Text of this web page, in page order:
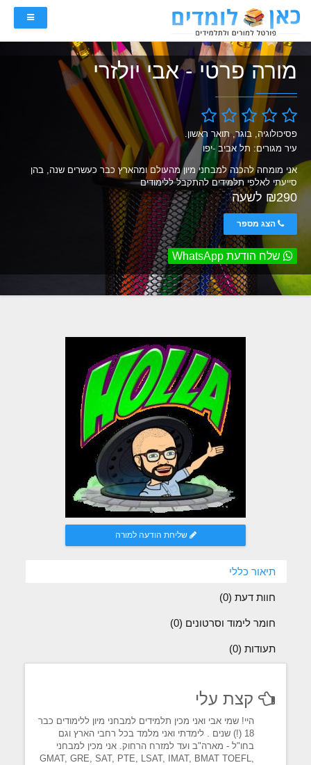
מורה פרטי - אבי יולזרי
פסיכולוגיה, בוגר, תואר ראשון.
עיר מגורים: תל אביב -יפו
אני מומחה להכנה למבחני מיון מהעולם ומהארץ כבר כעשרים שנה, בהן
סייעתי לאלפי תלמידים להתקבל ללימודים
₪290 לשעה
הצג מספר
שלח הודעת WhatsApp
שליחת הודעה למורה
תיאור כללי
חוות דעת (0
)
חומר לימוד וסרטונים (0)
תעודות (0)
קצת עלי
היי! שמי אבי ואני מכין תלמידים למבחני מיון ללימודים כבר
18 (!) שנים . לימדתי ואני מלמד בכל רחבי הארץ וגם
בחו"ל - מארה"ב ועד למזרח הרחוק. אני מכין למבחני
GMAT, GRE, SAT, PTE, LSAT, IMAT, BMAT TOEFL,